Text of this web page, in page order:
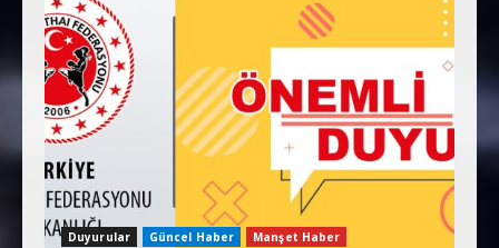
Duyurular Güncel Haber Manşet Haber